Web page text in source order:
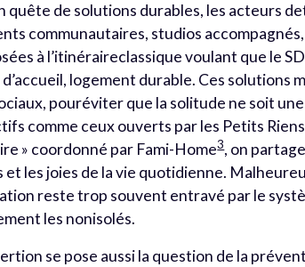
quête de solutions durables, les acteurs
communautaires, studios
à l’itinéraireclassique voulant que le
logement durable. Ces solutions
pouréviter que la solitude ne soit
comme ceux ouverts par les Petits Riens
» coordonné par Fami-Home3, on
et les joies de la vie quotidienne.
reste trop souvent entravé par le
les nonisolés.
se pose aussi la question de la